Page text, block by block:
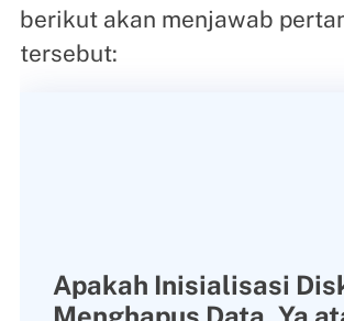
berikut akan menjawab
tersebut:
Apakah Inisialisasi